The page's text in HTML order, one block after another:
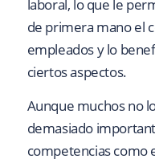
laboral, lo que le
de primera mano el
empleados y lo
ciertos aspectos.
Aunque muchos no
demasiado
competencias como